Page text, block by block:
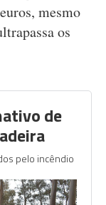
mesmo
os
de
pelo incêndio